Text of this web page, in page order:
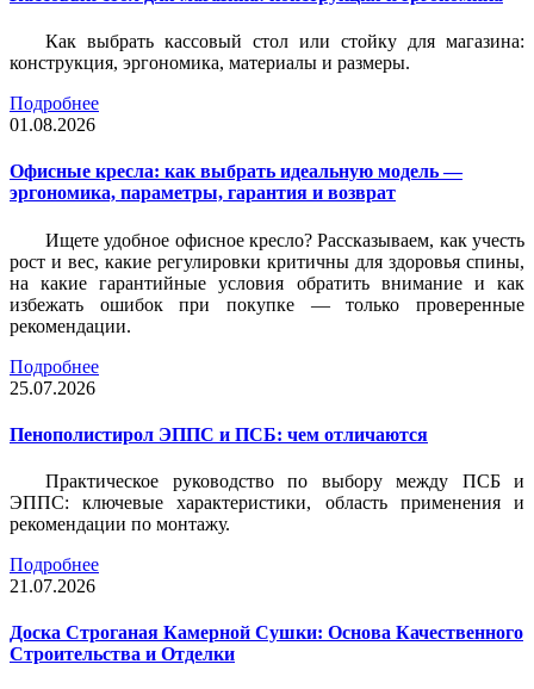
Как выбрать кассовый стол или стойку для магазина:
конструкция, эргономика, материалы и размеры.
Подробнее
01.08.2026
Офисные кресла: как выбрать идеальную модель —
эргономика, параметры, гарантия и возврат
Ищете удобное офисное кресло? Рассказываем, как учесть
рост и вес, какие регулировки критичны для здоровья спины,
на какие гарантийные условия обратить внимание и как
избежать ошибок при покупке — только проверенные
рекомендации.
Подробнее
25.07.2026
Пенополистирол ЭППС и ПСБ: чем отличаются
Практическое руководство по выбору между ПСБ и
ЭППС: ключевые характеристики, область применения и
рекомендации по монтажу.
Подробнее
21.07.2026
Доска Строганая Камерной Сушки: Основа Качественного
Строительства и Отделки